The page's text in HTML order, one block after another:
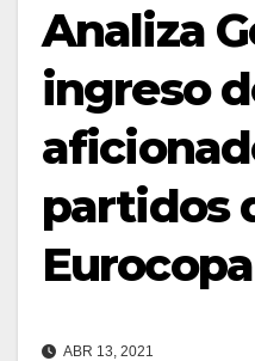
Analiza
ingreso
partidos
Eurocopa
ABR 13, 2021